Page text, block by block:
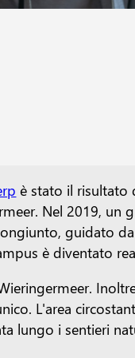
è stato il risultato
Nel 2019, un
guidato
è diventato
L'area
lungo i sentieri